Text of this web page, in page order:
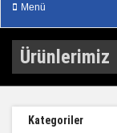
Menü
Ürünlerimiz
Kategoriler